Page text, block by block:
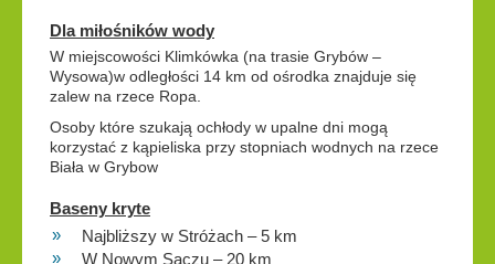
Dla miłośników wody
W miejscowości Klimkówka (na trasie Grybów –
Wysowa)w odległości 14 km od ośrodka znajduje się
zalew na rzece Ropa.
Osoby które szukają ochłody w upalne dni mogą
korzystać z kąpieliska przy stopniach wodnych na rzece
Biała w Grybow
Baseny kryte
Najbliższy w Stróżach – 5 km
W Nowym Sączu – 20 km